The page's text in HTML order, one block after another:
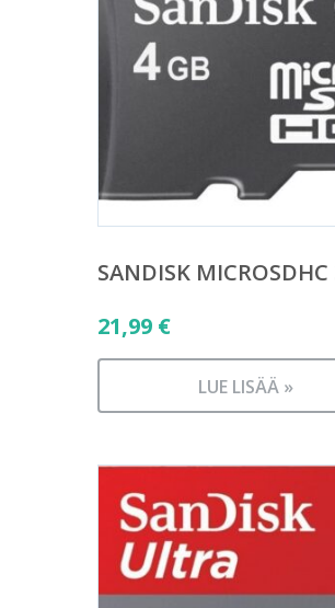
SANDISK MICROSDHC
21,99 €
LUE LISÄÄ »